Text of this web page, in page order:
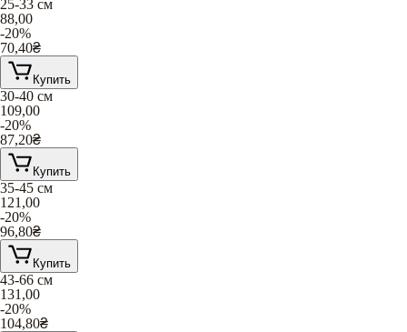
25-33 см
88,00
-20%
70,40₴
Купить
30-40 cм
109,00
-20%
87,20₴
Купить
35-45 см
121,00
-20%
96,80₴
Купить
43-66 см
131,00
-20%
104,80₴